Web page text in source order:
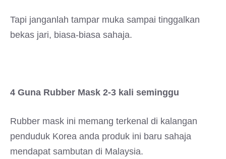
Tapi janganlah tampar muka sampai tinggalkan
bekas jari, biasa-biasa sahaja.
4 Guna Rubber Mask 2-3 kali seminggu
Rubber mask ini memang terkenal di kalangan
penduduk Korea anda produk ini baru sahaja
mendapat sambutan di Malaysia.